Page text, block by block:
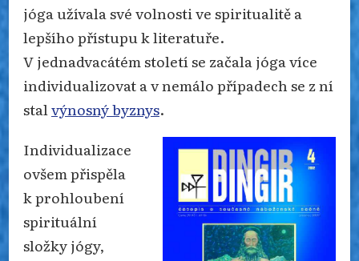
jóga užívala své volnosti ve spiritualitě a
lepšího přístupu k literatuře.
V jednadvacátém století se začala jóga více
individualizovat a v nemálo případech se z ní
stal výnosný byznys.
Individualizace
ovšem přispěla
k prohloubení
spirituální
složky jógy,